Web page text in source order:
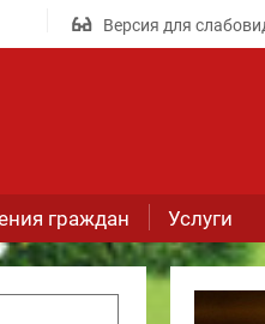
Версия для
граждан Услуги